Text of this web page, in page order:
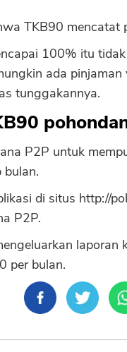
TKB90
100% itu
ada
tunggakannya.
P2P untuk
bulan.
di situs http://
P2P.
per bulan.